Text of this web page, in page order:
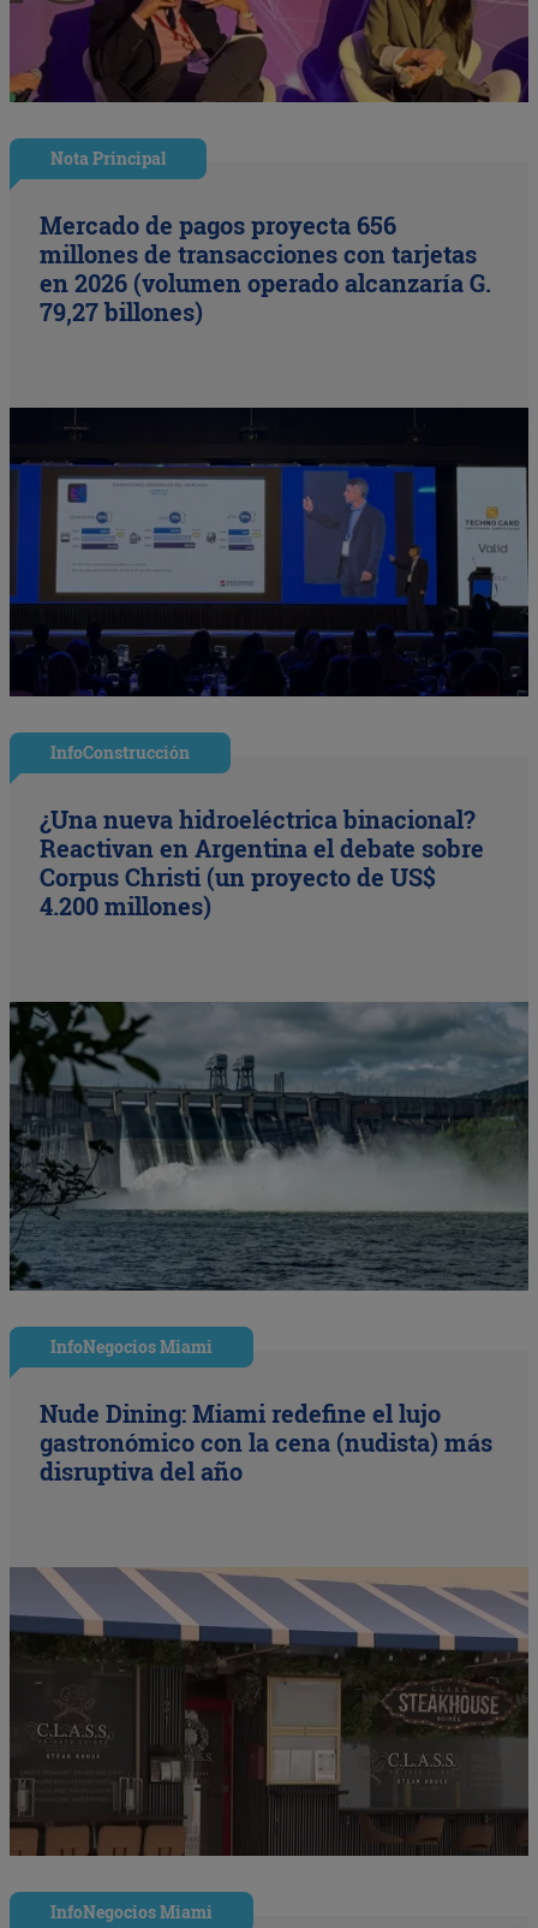
Nota Principal
Mercado de pagos proyecta 656
millones de transacciones con tarjetas
en 2026 (volumen operado alcanzaría G.
79,27 billones)
InfoConstrucción
¿Una nueva hidroeléctrica binacional?
Reactivan en Argentina el debate sobre
Corpus Christi (un proyecto de US$
4.200 millones)
InfoNegocios Miami
Nude Dining: Miami redefine el lujo
gastronómico con la cena (nudista) más
disruptiva del año
InfoNegocios Miami